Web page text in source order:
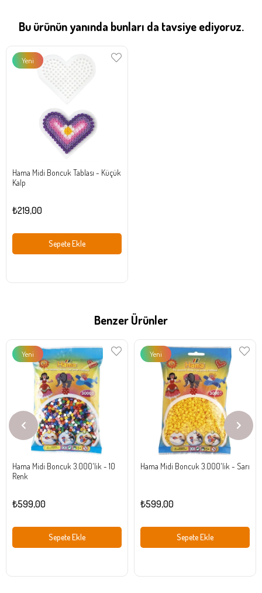
Bu ürünün yanında bunları da tavsiye ediyoruz.
Hama Midi Boncuk Tablası - Küçük
Kalp
₺219,00
Sepete Ekle
Yeni
Benzer Ürünler
Hama Midi Boncuk 3.000'lik - 10
Renk
₺599,00
Sepete Ekle
Yeni
Ürün
Hama Midi Boncuk 3.000'lik - Sarı
₺599,00
Sepete Ekle
Yeni
Ürün